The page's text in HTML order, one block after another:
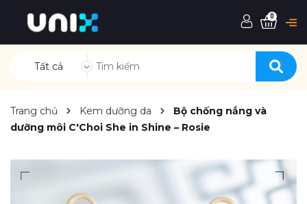
Tất cả
0
Trang chủ Kem dưỡng da
Bộ chống nắng và
dưỡng môi C'Choi She in Shine – Rosie